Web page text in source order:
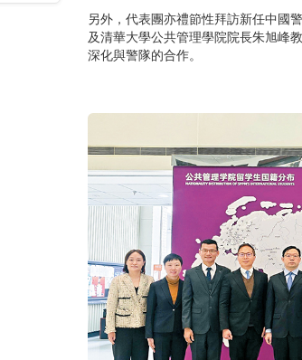
另外，代表團亦禮節性拜訪新任中國
及清華大學公共管理學院院長朱旭峰
深化與警隊的合作。